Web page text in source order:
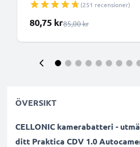
snabbladdning - strömadapter för
1.10m lång kabel
(251 recensioner)
Specialpris
80,75 krOrdinarie pris
85,00 kr
ÖVERSIKT
CELLONIC kamerabatteri -
ditt Praktica CDV 1.0